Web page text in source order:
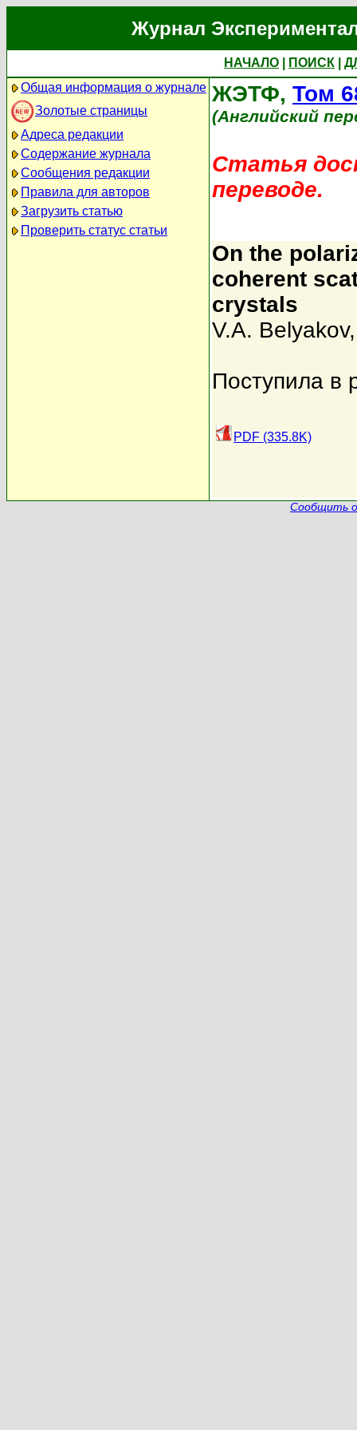
Журнал
НАЧАЛО ПОИСК
Общая информация о журнале
Золотые страницы
Адреса редакции
Содержание журнала
Сообщения редакции
Правила для авторов
Загрузить статью
Проверить статус статьи
ЖЭТФ, Том
(Английский
Статья
переводе.
On the
coherent
crystals
V.A. Belyakov
Поступила в
PDF (335.8K)
Сообщить о